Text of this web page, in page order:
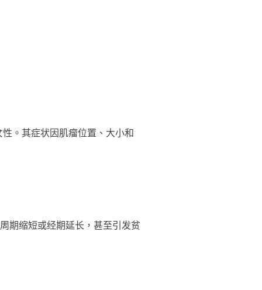
。其症状因肌瘤位置、大小和
期缩短或经期延长，甚至引发贫